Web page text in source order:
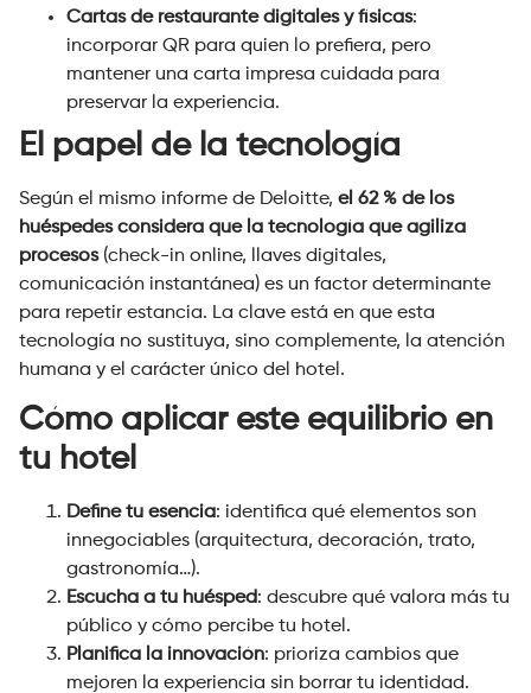
Cartas de restaurante digitales y físicas:
incorporar QR para quien lo prefiera, pero
mantener una carta impresa cuidada para
preservar la experiencia.
El papel de la tecnología
Según el mismo informe de Deloitte, el 62 % de los
huéspedes considera que la tecnología que agiliza
procesos(check-in online, llaves digitales,
comunicación instantánea) es un factor determinante
para repetir estancia. La clave está en que esta
tecnología no sustituya, sino complemente, la atención
humana y el carácter único del hotel.
Cómo aplicar este equilibrio en
tu hotel
Define tu esencia: identifica qué elementos son
innegociables (arquitectura, decoración, trato,
gastronomía…).
Escucha a tu huésped: descubre qué valora más tu
público y cómo percibe tu hotel.
Planifica la innovación: prioriza cambios que
mejoren la experiencia sin borrar tu identidad.